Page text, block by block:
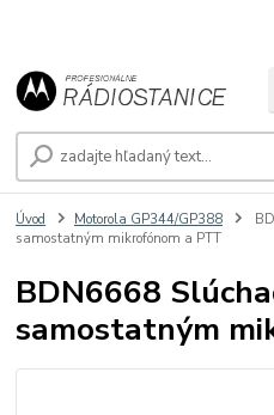
Úvod Motorola GP344/GP388
samostatným mikrofónom a PTT
BDN6668
samostatným